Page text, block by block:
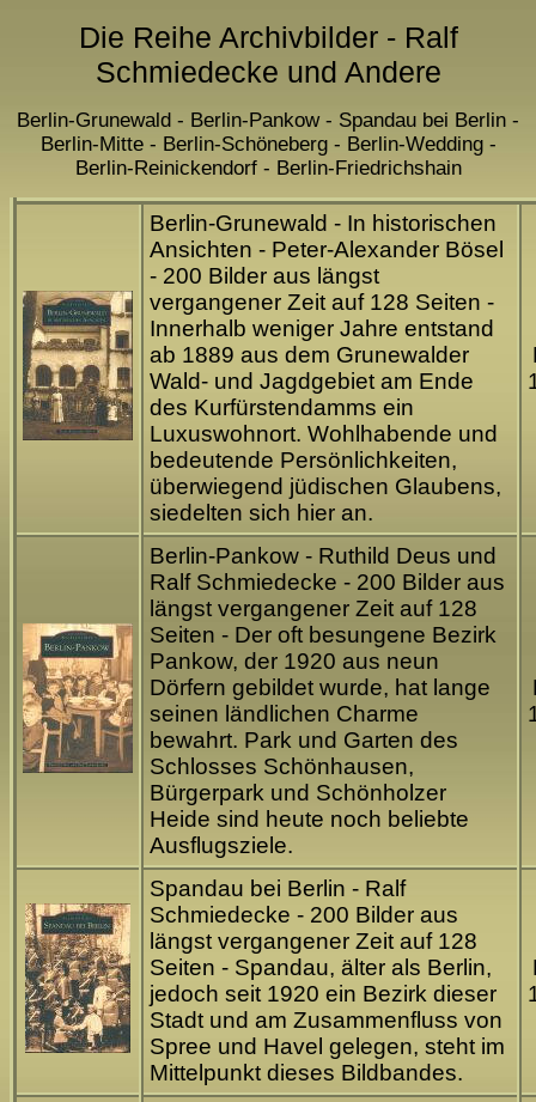
Die Reihe Archivbilder - Ralf
Schmiedecke und Andere
Berlin-Grunewald - Berlin-Pankow - Spandau bei Berlin -
Berlin-Mitte - Berlin-Schöneberg - Berlin-Wedding -
Berlin-Reinickendorf - Berlin-Friedrichshain
Berlin-Grunewald - In historischen
Ansichten - Peter-Alexander Bösel
- 200 Bilder aus längst
vergangener Zeit auf 128 Seiten -
Innerhalb weniger Jahre entstand
ab 1889 aus dem Grunewalder
Wald- und Jagdgebiet am Ende
des Kurfürstendamms ein
Luxuswohnort. Wohlhabende und
bedeutende Persönlichkeiten,
überwiegend jüdischen Glaubens,
siedelten sich hier an.
Berlin-Pankow - Ruthild Deus und
Ralf Schmiedecke - 200 Bilder aus
längst vergangener Zeit auf 128
Seiten - Der oft besungene Bezirk
Pankow, der 1920 aus neun
Dörfern gebildet wurde, hat lange
seinen ländlichen Charme
bewahrt. Park und Garten des
Schlosses Schönhausen,
Bürgerpark und Schönholzer
Heide sind heute noch beliebte
Ausflugsziele.
Spandau bei Berlin - Ralf
Schmiedecke - 200 Bilder aus
längst vergangener Zeit auf 128
Seiten - Spandau, älter als Berlin,
jedoch seit 1920 ein Bezirk dieser
Stadt und am Zusammenfluss von
Spree und Havel gelegen, steht im
Mittelpunkt dieses Bildbandes.